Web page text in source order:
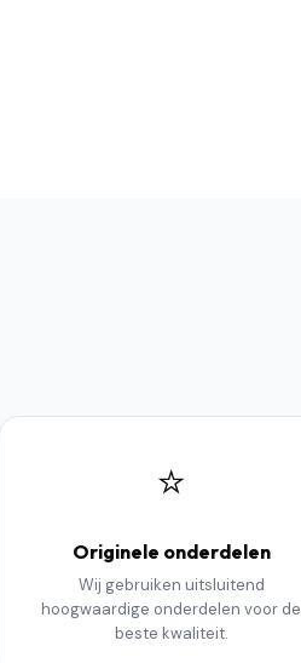
⭐
Originele onderdelen
Wij gebruiken uitsluitend
hoogwaardige onderdelen voor de
beste kwaliteit.